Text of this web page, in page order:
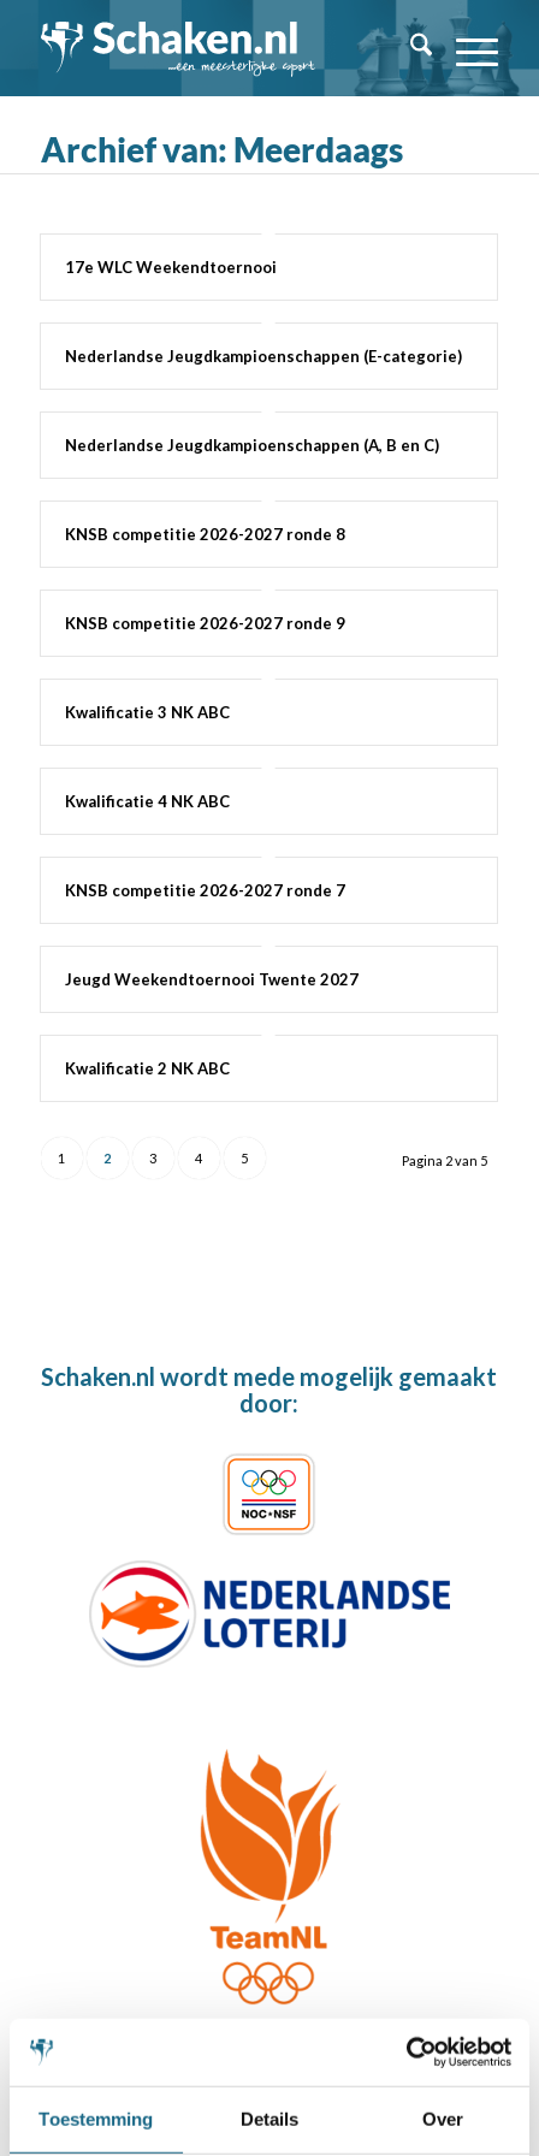
Toestemming Details Over
Archief van: Meerdaags
17e WLC Weekendtoernooi
Nederlandse Jeugdkampioenschappen (E-categorie)
Nederlandse Jeugdkampioenschappen (A, B en C)
KNSB competitie 2026-2027 ronde 8
KNSB competitie 2026-2027 ronde 9
Kwalificatie 3 NK ABC
Kwalificatie 4 NK ABC
KNSB competitie 2026-2027 ronde 7
Jeugd Weekendtoernooi Twente 2027
Kwalificatie 2 NK ABC
Pagina 2 van 5
1 2 3 4 5
Schaken.nl wordt mede mogelijk gemaakt
door: